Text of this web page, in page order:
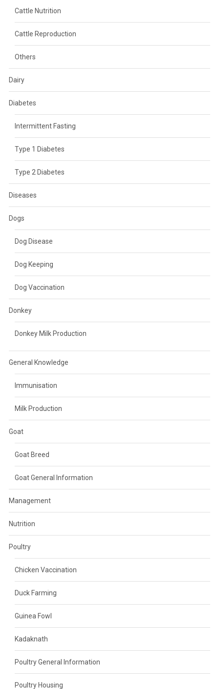
Cattle Nutrition
Cattle Reproduction
Others
Dairy
Diabetes
Intermittent Fasting
Type 1 Diabetes
Type 2 Diabetes
Diseases
Dogs
Dog Disease
Dog Keeping
Dog Vaccination
Donkey
Donkey Milk Production
General Knowledge
Immunisation
Milk Production
Goat
Goat Breed
Goat General Information
Management
Nutrition
Poultry
Chicken Vaccination
Duck Farming
Guinea Fowl
Kadaknath
Poultry General Information
Poultry Housing